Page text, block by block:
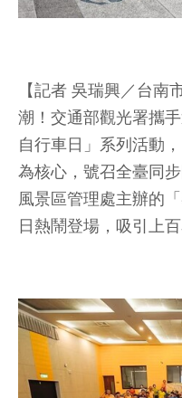
【記者 吳瑞興／台南
潮！交通部觀光署攜
自行車日」系列活動
為核心，號召全臺同
風景區管理處主辦的
日熱鬧登場，吸引上